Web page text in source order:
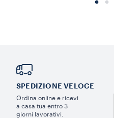
SPEDIZIONE VELOCE
Ordina online e ricevi
a casa tua entro 3
giorni lavorativi.